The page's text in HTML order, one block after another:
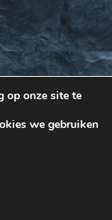
op onze site te
we gebruiken
onze website
wij o.a.